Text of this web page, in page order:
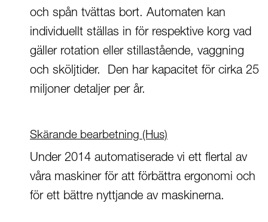
och spån tvättas bort. Automaten kan
individuellt ställas in för respektive korg vad
gäller rotation eller stillastående, vaggning
och sköljtider. Den har kapacitet för cirka 25
miljoner detaljer per år.
Skärande bearbetning (Hus)
Under 2014 automatiserade vi ett flertal av
våra maskiner för att förbättra ergonomi och
för ett bättre nyttjande av maskinerna.